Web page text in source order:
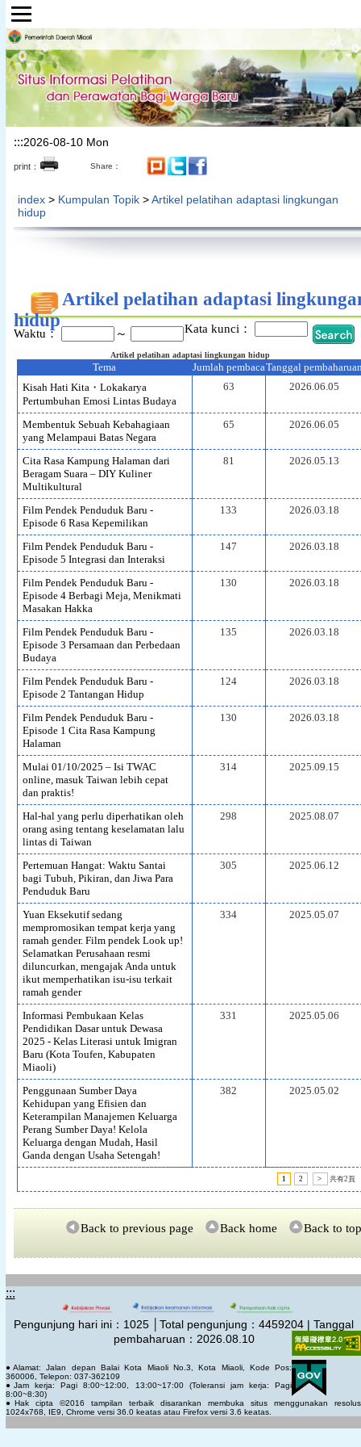
Lompat ke bagian konten utama
:::2026-08-10 Mon
print： Share：
index> Kumpulan Topik >Artikel pelatihan adaptasi lingkungan
hidup
Artikel pelatihan adaptasi
hidup
Waktu： ～ Kata kunci：
Artikel pelatihan adaptasi lingkungan hidup
Tema Jumlah pembacaTanggal
Kisah Hati Kita・Lokakarya
Pertumbuhan Emosi Lintas Budaya
63 2026.06.05
Membentuk Sebuah Kebahagiaan
yang Melampaui Batas Negara
65 2026.06.05
Cita Rasa Kampung Halaman dari
Beragam Suara – DIY Kuliner
Multikultural
81 2026.05.13
Film Pendek Penduduk Baru -
Episode 6 Rasa Kepemilikan
133 2026.03.18
Film Pendek Penduduk Baru -
Episode 5 Integrasi dan Interaksi
147 2026.03.18
Film Pendek Penduduk Baru -
Episode 4 Berbagi Meja, Menikmati
Masakan Hakka
130 2026.03.18
Film Pendek Penduduk Baru -
Episode 3 Persamaan dan Perbedaan
Budaya
135 2026.03.18
Film Pendek Penduduk Baru -
Episode 2 Tantangan Hidup
124 2026.03.18
Film Pendek Penduduk Baru -
Episode 1 Cita Rasa Kampung
Halaman
130 2026.03.18
Mulai 01/10/2025 – Isi TWAC
online, masuk Taiwan lebih cepat
dan praktis!
314 2025.09.15
Hal-hal yang perlu diperhatikan oleh
orang asing tentang keselamatan lalu
lintas di Taiwan
298 2025.08.07
Pertemuan Hangat: Waktu Santai
bagi Tubuh, Pikiran, dan Jiwa Para
Penduduk Baru
305 2025.06.12
Yuan Eksekutif sedang
mempromosikan tempat kerja yang
ramah gender. Film pendek Look up!
Selamatkan Perusahaan resmi
diluncurkan, mengajak Anda untuk
ikut memperhatikan isu-isu terkait
ramah gender
334 2025.05.07
Informasi Pembukaan Kelas
Pendidikan Dasar untuk Dewasa
2025 - Kelas Literasi untuk Imigran
Baru (Kota Toufen, Kabupaten
Miaoli)
331 2025.05.06
Penggunaan Sumber Daya
Kehidupan yang Efisien dan
Keterampilan Manajemen Keluarga
Perang Sumber Daya! Kelola
Keluarga dengan Mudah, Hasil
Ganda dengan Usaha Setengah!
382 2025.05.02
1 2 > 共有2頁
Back to previous page Back home Back to top
:::
Pengunjung hari ini： 1025 │Total pengunjung：4459204 | Tanggal
pembaharuan：2026.08.10
●Alamat: Jalan depan Balai Kota Miaoli No.3, Kota Miaoli, Kode Pos:
360006, Telepon: 037-362109
●Jam kerja: Pagi 8:00~12:00, 13:00~17:00 (Toleransi jam kerja: Pagi
8:00~8:30)
●Hak cipta ©2016 tampilan terbaik disarankan membuka situs menggunakan
1024x768, IE9, Chrome versi 36.0 keatas atau Firefox versi 3.6 keatas.